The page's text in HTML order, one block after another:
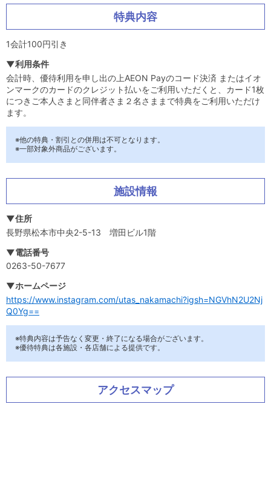
特典内容
1会計100円引き
▼利用条件
会計時、優待利用を申し出の上AEON Payのコード決済 またはイオ
ンマークのカードのクレジット払いをご利用いただくと、カード1枚
につきご本人さまと同伴者さま２名さままで特典をご利用いただけ
ます。
※他の特典・割引との併用は不可となります。
※一部対象外商品がございます。
施設情報
▼住所
長野県松本市中央2-5-13 増田ビル1階
▼電話番号
0263-50-7677
▼ホームページ
https://www.instagram.com/utas_nakamachi?igsh=NGVhN2U2Nj
Q0Yg==
※特典内容は予告なく変更・終了になる場合がございます。
※優待特典は各施設・各店舗による提供です。
アクセスマップ